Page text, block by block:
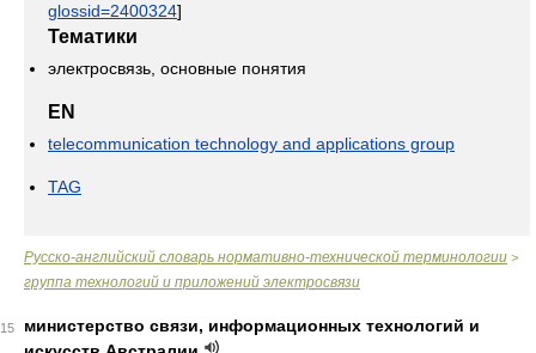
glossid=2400324]
Тематики
электросвязь, основные понятия
EN
telecommunication technology and applications group
TAG
Русско-английский словарь нормативно-технической терминологии >
группа технологий и приложений электросвязи
15
министерство связи, информационных технологий и